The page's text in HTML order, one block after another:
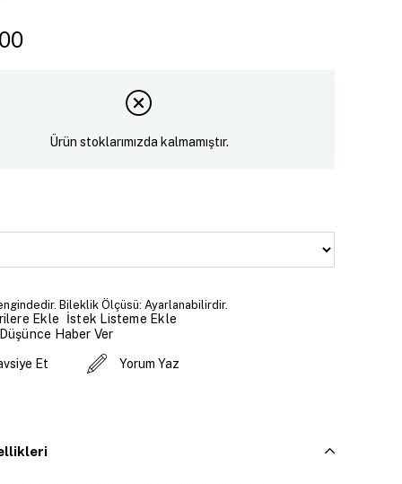
Ürün stoklarımızda kalmamıştır.
Bileklik Ölçüsü: Ayarlanabilirdir.
Ekle
İstek Listeme Ekle
Haber Ver
Et Yorum Yaz